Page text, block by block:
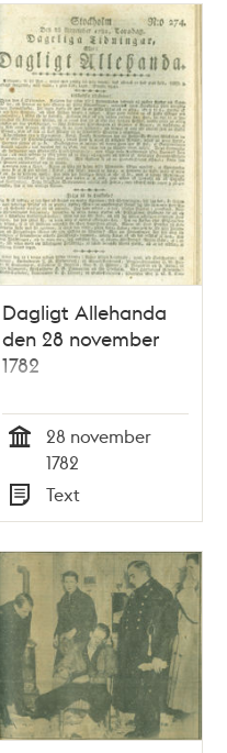
Dagligt Allehanda
den 28 november
1782
28 november
1782
Typ
Text